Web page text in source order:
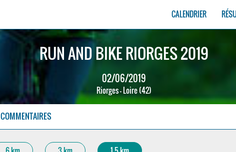
CALENDRIER
RUN AND BIKE RIORGES 2019
02/06/2019
Riorges - Loire (42)
COMMENTAIRES